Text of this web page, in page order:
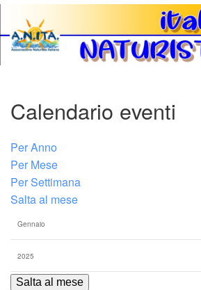
Calendario eventi
Per Anno
Per Mese
Per Settimana
Salta al mese
Salta al mese